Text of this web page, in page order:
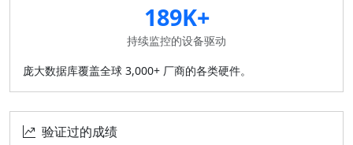
189K+
持续监控的设备驱动
庞大数据库覆盖全球 3,000+ 厂商的各类硬件。
验证过的成绩